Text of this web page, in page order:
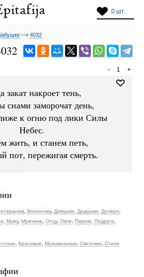
0 шт.
--> 4032
+
1
-
закат накроет тень,
снами заморочат день,
к огню под лики Силы
Небес.
жить, и станем петь,
пот, пережигая смерть.
Военному, Девушке Дедушке Дочери
Мужу, Мужчине Отцу, Папе Парню Подруге
Красивые Музыкальные Светские Стихи